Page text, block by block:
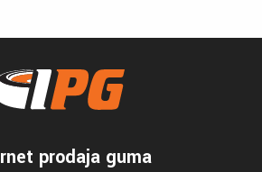
prodaja guma